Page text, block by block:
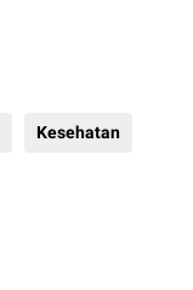
Kesehatan